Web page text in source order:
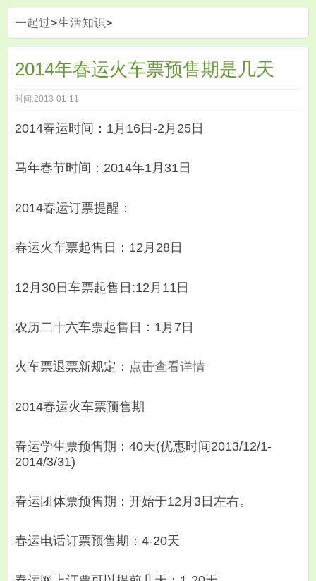
一起过>生活知识>
2014年春运火车票预售期是几天
时间:2013-01-11
2014春运时间：1月16日-2月25日
马年春节时间：2014年1月31日
2014春运订票提醒：
春运火车票起售日：12月28日
12月30日车票起售日:12月11日
农历二十六车票起售日：1月7日
火车票退票新规定： 点击查看详情
2014春运火车票预售期
春运学生票预售期：40天(优惠时间2013/12/1-
2014/3/31)
春运团体票预售期：开始于12月3日左右。
春运电话订票预售期：4-20天